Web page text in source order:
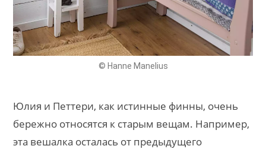
© Hanne Manelius
Юлия и Петтери, как истинные финны, очень
бережно относятся к старым вещам. Например,
эта вешалка осталась от предыдущего